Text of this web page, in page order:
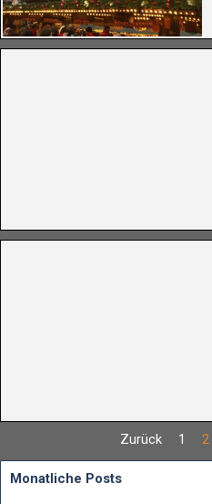
Zurück 1 2
Monatliche Posts